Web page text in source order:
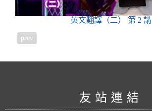
英文翻譯（二） 第 2 講
prev
友站連結